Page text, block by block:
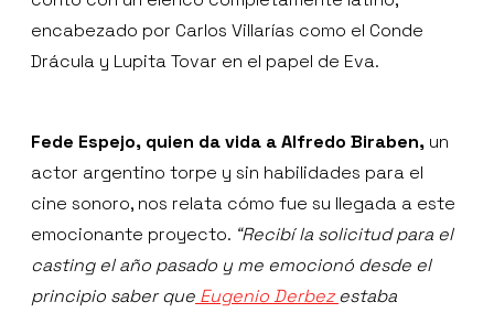
encabezado por Carlos Villarías como el Conde
Drácula y Lupita Tovar en el papel de Eva.
Fede Espejo, quien da vida a Alfredo Biraben, un
actor argentino torpe y sin habilidades para el
cine sonoro, nos relata cómo fue su llegada a este
emocionante proyecto. “Recibí la solicitud para el
casting el año pasado y me emocionó desde el
principio saber que Eugenio Derbezestaba